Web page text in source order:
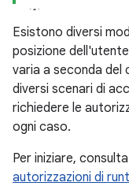
Esistono diversi
posizione
varia a seconda del
diversi scenari di
richiedere le
ogni caso.
Per iniziare,
autorizzazioni di